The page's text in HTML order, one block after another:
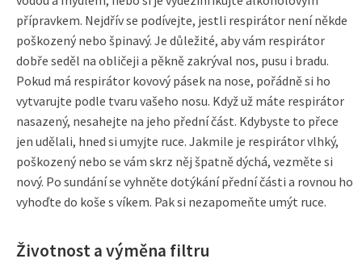
přípravkem. Nejdřív se podívejte, jestli respirátor není někde
poškozený nebo špinavý. Je důležité, aby vám respirátor
dobře seděl na obličeji a pěkně zakrýval nos, pusu i bradu.
Pokud má respirátor kovový pásek na nose, pořádně si ho
vytvarujte podle tvaru vašeho nosu. Když už máte respirátor
nasazený, nesahejte na jeho přední část. Kdybyste to přece
jen udělali, hned si umyjte ruce. Jakmile je respirátor vlhký,
poškozený nebo se vám skrz něj špatně dýchá, vezměte si
nový. Po sundání se vyhněte dotýkání přední části a rovnou ho
vyhoďte do koše s víkem. Pak si nezapomeňte umýt ruce.
Životnost a výměna filtru